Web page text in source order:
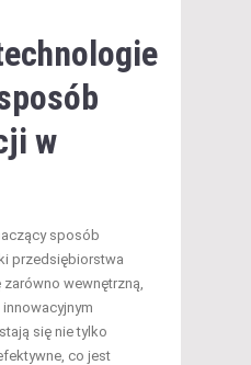
w
sposób
przedsiębiorstwa
wewnętrzną,
się nie tylko
co jest